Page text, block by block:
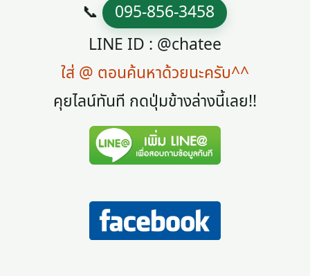
📞 095-856-3458
LINE ID : @chatee
ใส่ @ ตอนค้นหาด้วยนะครับ^^
คุยไลน์ทันที กดปุ่มข้างล่างนี้เลย!!